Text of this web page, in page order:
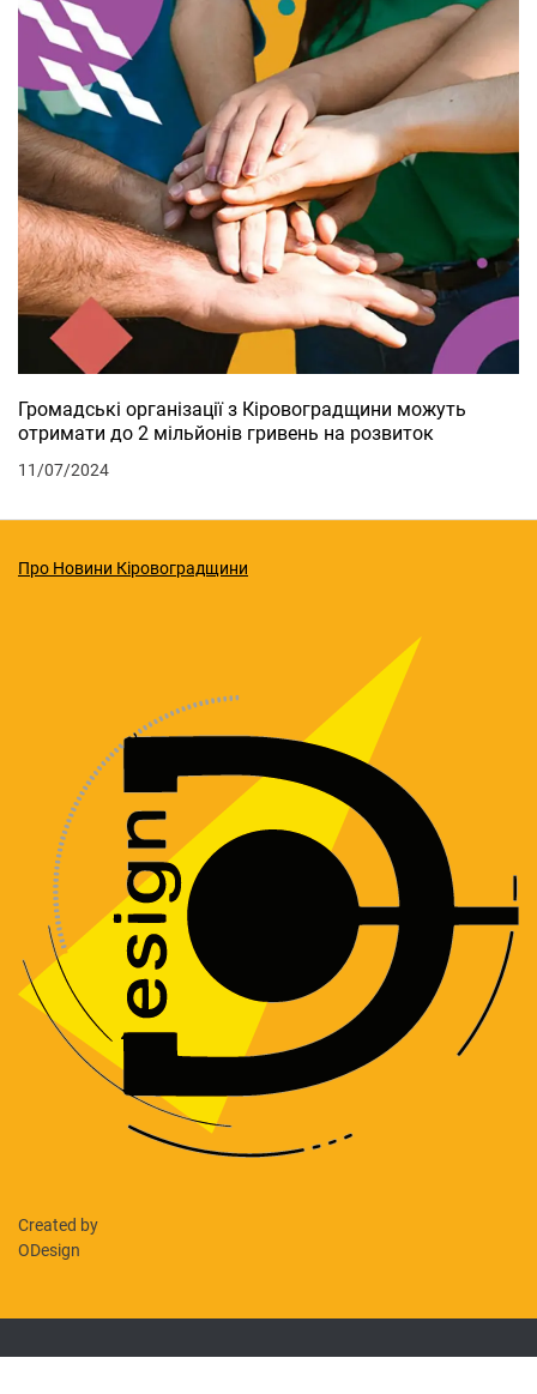
Громадські організації з Кіровоградщини можуть
отримати до 2 мільйонів гривень на розвиток
11/07/2024
Про Новини Кіровоградщини
Created by
ODesign